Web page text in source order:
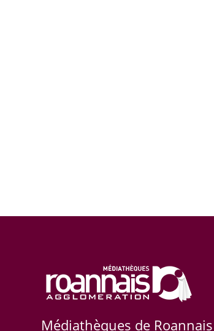
Médiathèques de Roannais